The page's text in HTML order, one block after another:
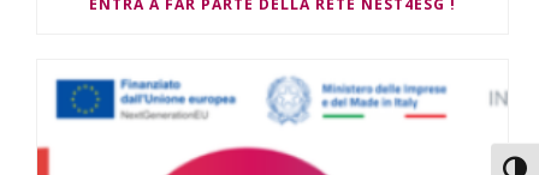
ENTRA A FAR PARTE DELLA RETE NEST4ESG !